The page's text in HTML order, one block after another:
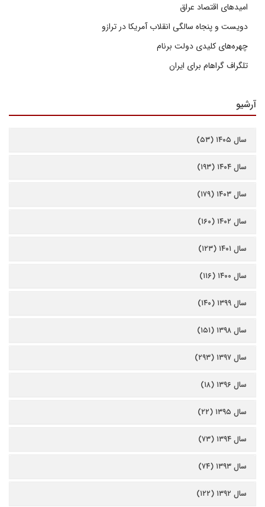
امیدهای اقتصاد عراق
دویست و پنجاه سالگی انقلاب آمریکا در ترازو
چهره‌های کلیدی دولت برنام
تلگراف گراهام برای ایران
آرشیو
سال ۱۴۰۵ (۵۳)
سال ۱۴۰۴ (۱۹۳)
سال ۱۴۰۳ (۱۷۹)
سال ۱۴۰۲ (۱۶۰)
سال ۱۴۰۱ (۱۲۳)
سال ۱۴۰۰ (۱۱۶)
سال ۱۳۹۹ (۱۴۰)
سال ۱۳۹۸ (۱۵۱)
سال ۱۳۹۷ (۲۹۳)
سال ۱۳۹۶ (۱۸)
سال ۱۳۹۵ (۲۲)
سال ۱۳۹۴ (۷۳)
سال ۱۳۹۳ (۷۴)
سال ۱۳۹۲ (۱۲۲)